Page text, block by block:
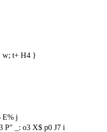
w; t+ H4 }
E% j
P" _: o3 X$ p0 J7 i